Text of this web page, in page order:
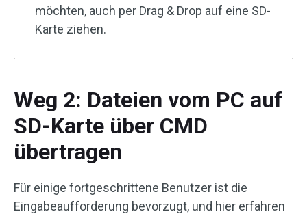
möchten, auch per Drag & Drop auf eine SD-
Karte ziehen.
Weg 2: Dateien vom PC auf
SD-Karte über CMD
übertragen
Für einige fortgeschrittene Benutzer ist die
Eingabeaufforderung bevorzugt, und hier erfahren